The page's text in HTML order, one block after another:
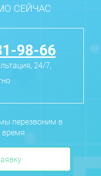
СЕЙЧАС
98-66
24/7,
перезвоним в